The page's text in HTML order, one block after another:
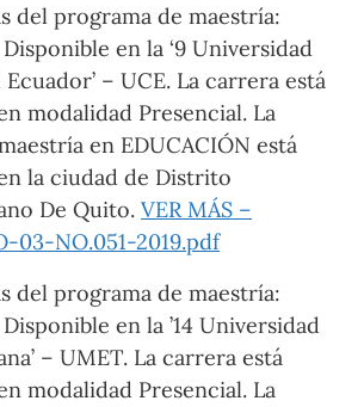
del programa de maestría:
en la ‘9 Universidad
– UCE. La carrera está
modalidad Presencial. La
en EDUCACIÓN está
la ciudad de Distrito
De Quito. VER MÁS –
03-NO.051-2019.pdf
del programa de maestría:
en la ’14 Universidad
– UMET. La carrera está
modalidad Presencial. La